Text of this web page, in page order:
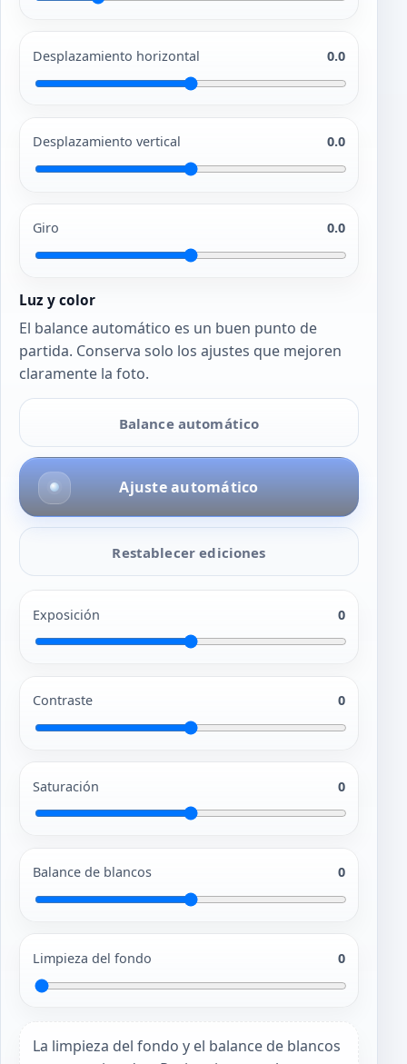
Desplazamiento horizontal 0.0
Desplazamiento vertical 0.0
Giro 0.0
Luz y color
El balance automático es un buen punto de
partida. Conserva solo los ajustes que mejoren
claramente la foto.
Balance automático
Ajuste automático
Restablecer ediciones
Exposición 0
Contraste 0
Saturación 0
Balance de blancos 0
Limpieza del fondo 0
La limpieza del fondo y el balance de blancos